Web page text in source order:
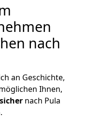
nach
an Geschichte,
Ihnen,
sichernach Pula